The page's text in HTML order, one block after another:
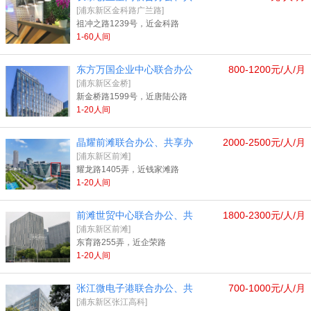
[浦东新区金科路广兰路]
祖冲之路1239号，近金科路
1-60人间
800-1200元/人/月
东方万国企业中心联合办公
[浦东新区金桥]
新金桥路1599号，近唐陆公路
1-20人间
2000-2500元/人/月
晶耀前滩联合办公、共享办
[浦东新区前滩]
耀龙路1405弄，近钱家滩路
1-20人间
1800-2300元/人/月
前滩世贸中心联合办公、共
[浦东新区前滩]
东育路255弄，近企荣路
1-20人间
700-1000元/人/月
张江微电子港联合办公、共
[浦东新区张江高科]